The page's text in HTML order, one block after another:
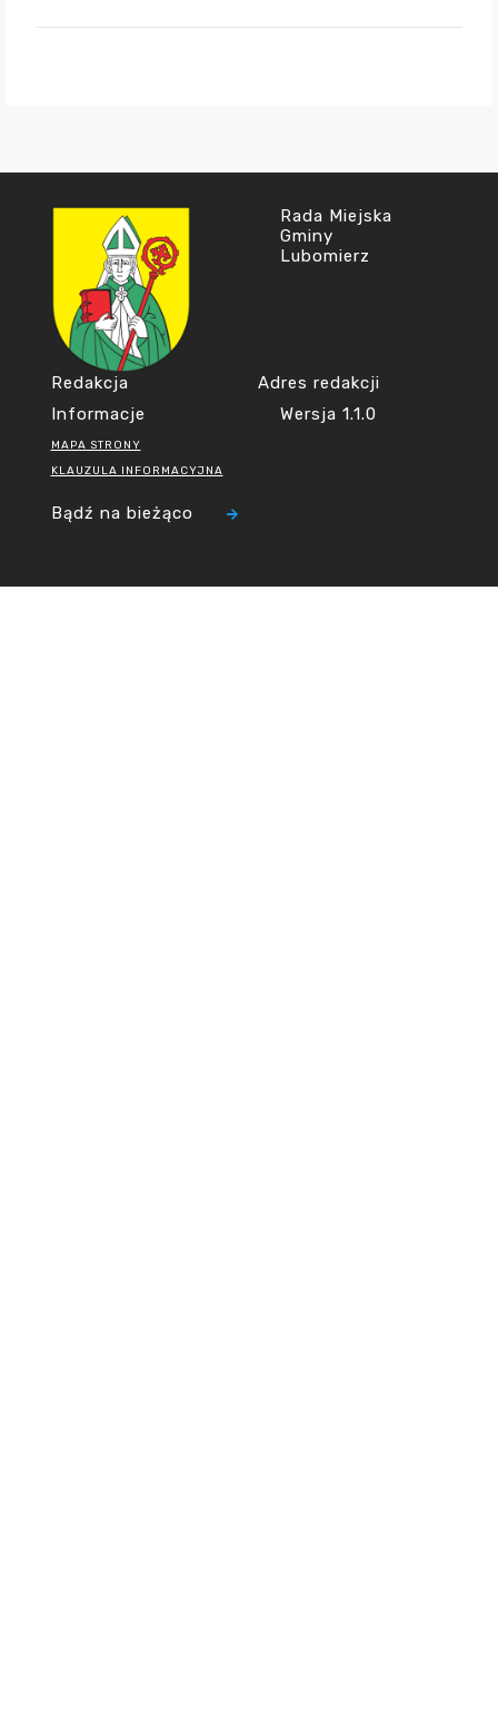
Rada Miejska
Gminy
Lubomierz
Redakcja
Adres redakcji
Informacje
MAPA STRONY
KLAUZULA INFORMACYJNA
Bądź na bieżąco
Wersja 1.1.0